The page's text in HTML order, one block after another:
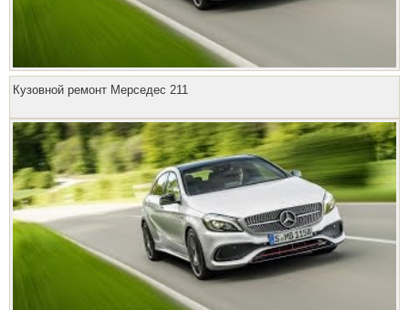
Кузовной ремонт Мерседес 211